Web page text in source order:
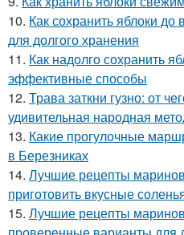
10. Как сохранить яблоки
для долгого хранения
11. Как надолго сохранить
эффективные способы
12. Трава заткни гузно: от
удивительная народная
13. Какие прогулочные
в Березниках
14. Лучшие рецепты
приготовить вкусные
15. Лучшие рецепты